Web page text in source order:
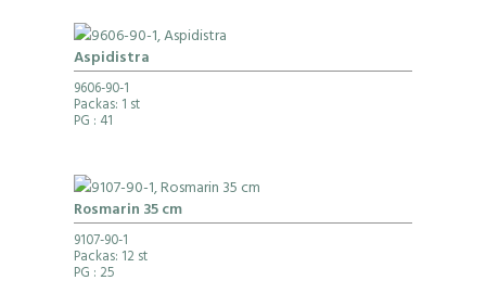
Aspidistra
9606-90-1
Packas: 1 st
PG : 41
Rosmarin 35 cm
9107-90-1
Packas: 12 st
PG : 25